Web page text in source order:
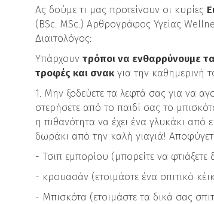
Ας δούμε τι μας προτείνουν οι κυρίες
(BSc. MSc.) Αρθρογράφος Υγείας
Διαιτολόγος:
Υπάρχουν τρόποι να ενθαρρύνουμε
τροφές και σνακ για την καθημερινή
1. Μην ξοδεύετε τα λεφτά σας για να
στερήσετε από το παιδί σας το
η πιθανότητα να έχει ένα γλυκάκι από
δωράκι από την καλή γιαγιά!
- Τσιπ εμπορίου (μπορείτε να
- κρουασάν (ετοιμάστε ένα σπιτικό
- Μπισκότα (ετοιμάστε τα δικά σας